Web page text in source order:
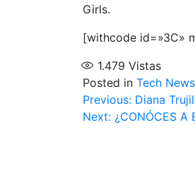
Girls.
[withcode id=»3C»
1.479 Vistas
Posted in Tech News
Navegación
de
Previous: Diana
Next: ¿CONÓCES A